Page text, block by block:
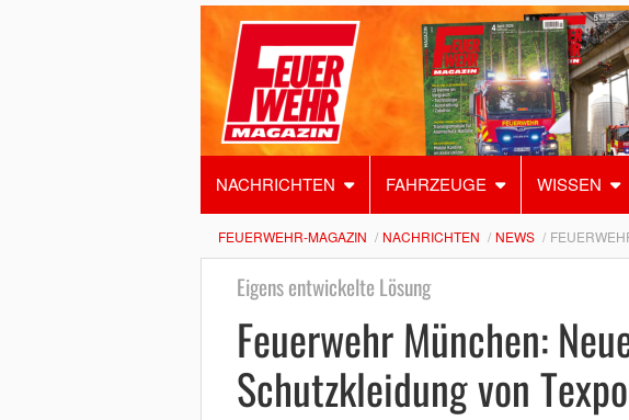
NACHRICHTEN FAHRZEUGE WISSEN
FEUERWEHR-MAGAZIN NACHRICHTEN NEWS
Eigens entwickelte Lösung
Feuerwehr München:
Schutzkleidung von